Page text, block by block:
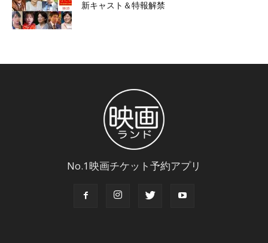
新キャスト＆特報解禁
No.1映画チケット予約アプリ